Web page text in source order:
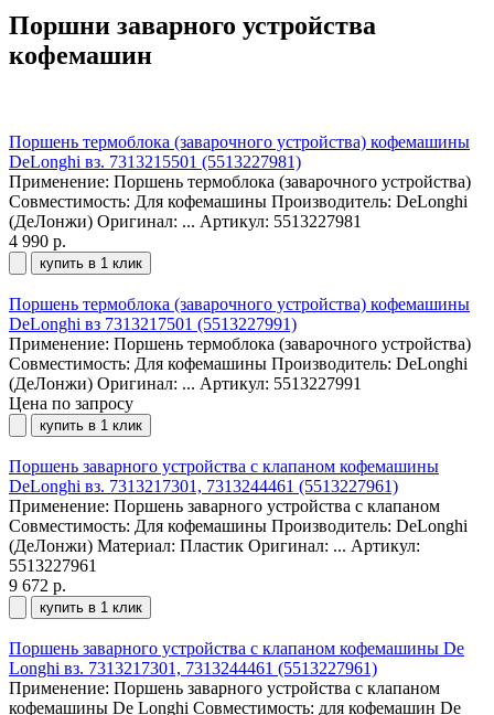
Поршни заварного устройства
кофемашин
Поршень термоблока (заварочного устройства) кофемашины
DeLonghi вз. 7313215501 (5513227981)
Применение: Поршень термоблока (заварочного устройства)
Совместимость: Для кофемашины Производитель: DeLonghi
(ДеЛонжи) Оригинал: ... Артикул: 5513227981
4 990 р.
купить в 1 клик
Поршень термоблока (заварочного устройства) кофемашины
DeLonghi вз 7313217501 (5513227991)
Применение: Поршень термоблока (заварочного устройства)
Совместимость: Для кофемашины Производитель: DeLonghi
(ДеЛонжи) Оригинал: ... Артикул: 5513227991
Цена по запросу
купить в 1 клик
Поршень заварного устройства с клапаном кофемашины
DeLonghi вз. 7313217301, 7313244461 (5513227961)
Применение: Поршень заварного устройства с клапаном
Совместимость: Для кофемашины Производитель: DeLonghi
(ДеЛонжи) Материал: Пластик Оригинал: ... Артикул:
5513227961
9 672 р.
купить в 1 клик
Поршень заварного устройства с клапаном кофемашины De
Longhi вз. 7313217301, 7313244461 (5513227961)
Применение: Поршень заварного устройства с клапаном
кофемашины De Longhi Совместимость: для кофемашин De